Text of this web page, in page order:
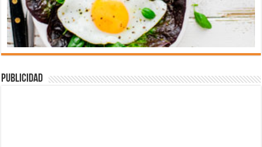
Publicidad